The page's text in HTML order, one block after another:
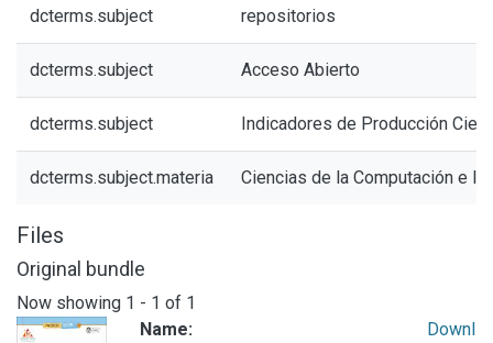
dcterms.subject repositorios
dcterms.subject Acceso Abierto
dcterms.subject Indicadores de Producción
dcterms.subject.materia Ciencias de la Computación e
Files
Original bundle
Now showing 1 - 1 of 1
Name:
Downl